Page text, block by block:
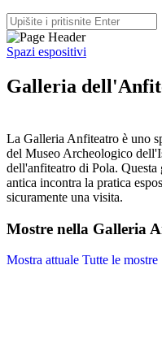
Spazi espositivi
Galleria
La Galleria Anfiteatro è uno
del Museo Archeologico
dell'anfiteatro di Pola.
antica incontra la pratica
sicuramente una visita.
Mostre nella Galleria
Mostra attuale Tutte le mostre